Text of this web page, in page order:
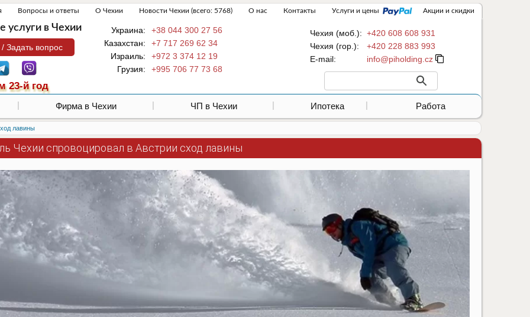
Вопросы и ответы О Чехии Новости Чехии (всего: 5768) О нас Контакты Услуги и цены Акции и скидки
Задать вопрос
23-й год
услуги в Чехии Чехия (моб.): +420 608 608 931
Чехия (гор.):
+420 228 883 993
Е-mail:
Украина:
+38 044 300 27 56
Казахстан:
+7 717 269 62 34
Израиль:
+972 3 374 12 19
Грузия:
+995 706 77 73 68
Фирма в Чехии ЧП в Чехии Ипотека Работа
лавины
Чехии спровоцировал в Австрии сход лавины